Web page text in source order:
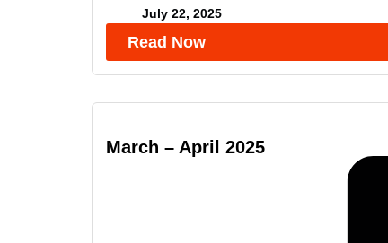
July 22, 2025
Read Now
March – April 2025